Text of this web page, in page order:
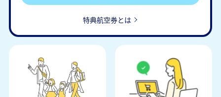
特典航空券とは